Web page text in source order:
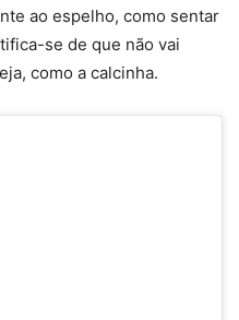
ao espelho, como sentar
se de que não vai
como a calcinha.